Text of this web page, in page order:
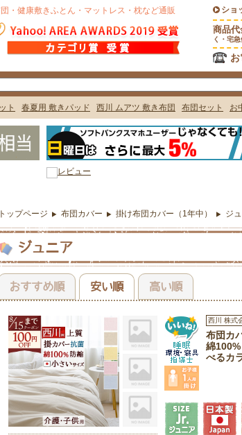
トップページ 布団カバー 掛け布団カバー（1年中） ジ
ジュニア
おすすめ順 安い順 高い順
西川 株式
布団カ
綿
べるカ